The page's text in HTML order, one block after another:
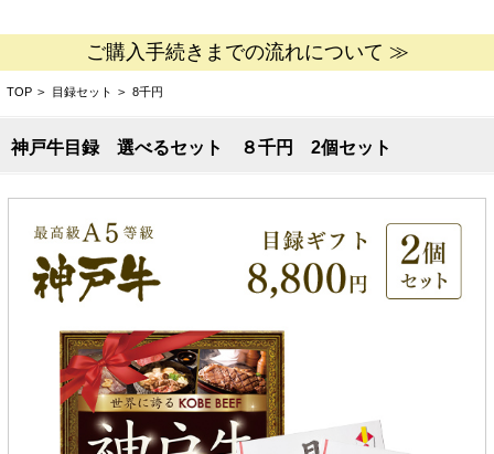
ご購入手続きまでの流れについて ≫
TOP > 目録セット > 8千円
神戸牛目録 選べるセット ８千円 2個セット